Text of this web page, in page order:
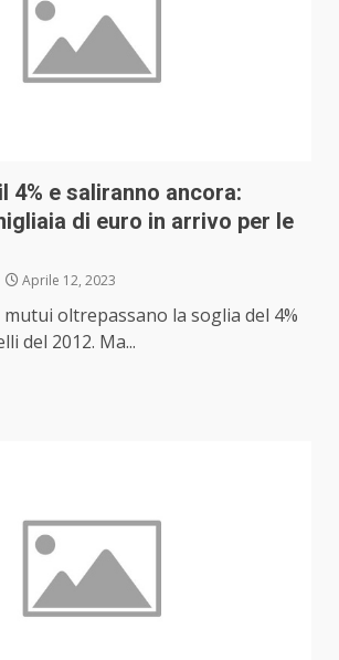
4% e saliranno ancora:
di euro in arrivo per le
Aprile 12, 2023
oltrepassano la soglia del 4%
del 2012. Ma...